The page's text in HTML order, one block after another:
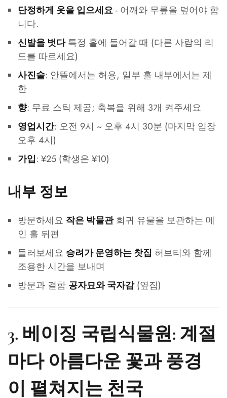
단정하게 옷을 입으세요- 어깨와 무릎을 덮어야 합
니다.
신발을 벗다특정 홀에 들어갈 때 (다른 사람의 리
드를 따르세요)
사진술: 안뜰에서는 허용, 일부 홀 내부에서는 제
한
향: 무료 스틱 제공; 축복을 위해 3개 켜주세요
영업시간: 오전 9시 ~ 오후 4시 30분 (마지막 입장
오후 4시)
가입: ¥25 (학생은 ¥10)
내부 정보
방문하세요 작은 박물관희귀 유물을 보관하는 메
인 홀 뒤편
들러보세요 승려가 운영하는 찻집 허브티와 함께
조용한 시간을 보내며
방문과 결합 공자묘와 국자감(옆집)
3. 베이징 국립식물원: 계절
마다 아름다운 꽃과 풍경
이 펼쳐지는 천국